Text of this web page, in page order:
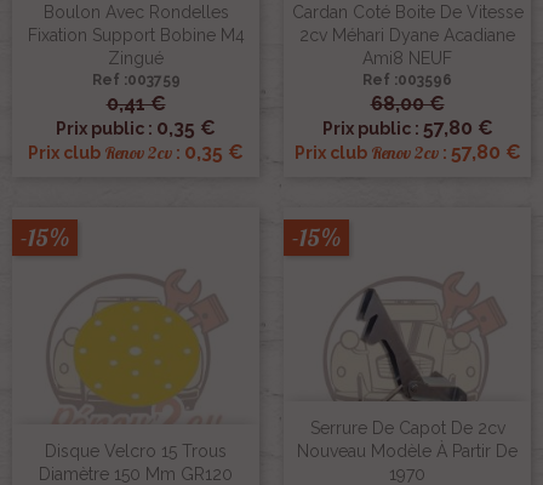
Boulon Avec Rondelles
Fixation Support Bobine M4
Zingué
Ref :003759
0,41 €
Prix public : 0,35 €
Prix club Renov 2cv : 0,35 €
Cardan Coté Boite De Vitesse
2cv Méhari Dyane Acadiane
Ami8 NEUF
Ref :003596
68,00 €
Prix public : 57,80 €
Prix club Renov 2cv: 57,80 €
Disque Velcro 15 Trous
Diamètre 150 Mm GR120
-15%
Serrure De Capot De 2cv
Nouveau Modèle À Partir De
1970
-15%